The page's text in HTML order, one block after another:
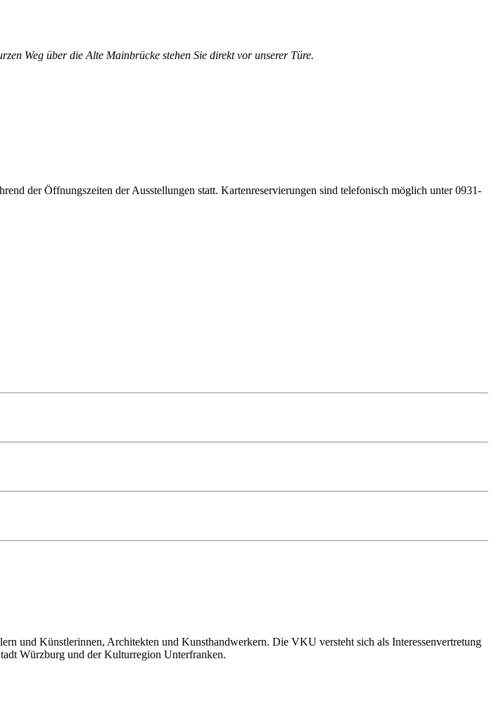
Weg über die Alte Mainbrücke stehen Sie direkt vor unserer Türe.
der Öffnungszeiten der Ausstellungen statt. Kartenreservierungen sind telefonisch möglich unter 0931-
und Künstlerinnen, Architekten und Kunsthandwerkern. Die VKU versteht sich als Interessenvertretung
Würzburg und der Kulturregion Unterfranken.